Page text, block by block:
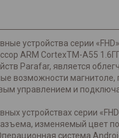
устройства серии
ARM CortexTM-A55
Parafar, является
возможности магнитоле,
управлением и
устройствах серии
изменяемый цвет
система